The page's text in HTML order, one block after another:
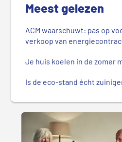
Meest gelezen
ACM waarschuwt: pas op
verkoop van
Je huis koelen in de zomer
Is de eco-stand écht